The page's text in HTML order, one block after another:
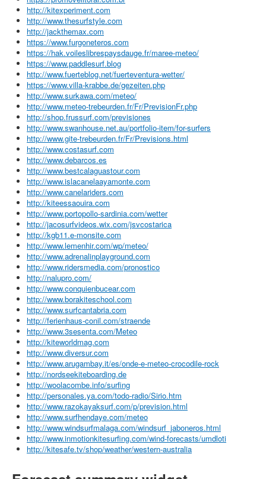
http://kitexperiment.com
http://www.thesurfstyle.com
http://jackthemax.com
https://www.furgoneteros.com
https://hak.voileslibrespaysdauge.fr/maree-meteo/
https://www.paddlesurf.blog
http://www.fuerteblog.net/fuerteventura-wetter/
https://www.villa-krabbe.de/gezeiten.php
http://www.surkawa.com/meteo/
http://www.meteo-trebeurden.fr/Fr/PrevisionFr.php
http://shop.frussurf.com/previsiones
http://www.swanhouse.net.au/portfolio-item/for-surfers
http://www.gite-trebeurden.fr/Fr/Previsions.html
http://www.costasurf.com
http://www.debarcos.es
http://www.bestcalaguastour.com
http://www.islacanelaayamonte.com
http://www.canelariders.com
http://kiteessaouira.com
http://www.portopollo-sardinia.com/wetter
http://jacosurfvideos.wix.com/jsvcostarica
http://kgb11.e-monsite.com
http://www.lemenhir.com/wp/meteo/
http://www.adrenalinplayground.com
http://www.ridersmedia.com/pronostico
http://nalupro.com/
http://www.conquienbucear.com
http://www.borakiteschool.com
http://www.surfcantabria.com
http://ferienhaus-conil.com/straende
http://www.3sesenta.com/Meteo
http://kiteworldmag.com
http://www.diversur.com
http://www.arugambay.it/es/onde-e-meteo-crocodile-rock
http://nordseekiteboarding.de
http://woolacombe.info/surfing
http://personales.ya.com/todo-radio/Sirio.htm
http://www.razokayaksurf.com/p/prevision.html
http://www.surfhendaye.com/meteo
http://www.windsurfmalaga.com/windsurf_jaboneros.html
http://www.inmotionkitesurfing.com/wind-forecasts/umdloti
http://kitesafe.tv/shop/weather/western-australia